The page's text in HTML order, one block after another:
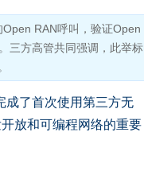
RAN呼叫，验证Open
三方高管共同强调，此举标
了首次使用第三方无
放和可编程网络的重要